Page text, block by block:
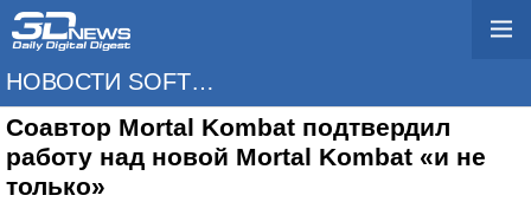
НОВОСТИ SOFTWARE
Соавтор Mortal Kombat подтвердил
работу над новой Mortal Kombat «и не
только»